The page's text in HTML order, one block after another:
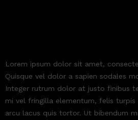
Lorem ipsum dolor sit amet,
Quisque vel dolor a sapien sodales
Integer rutrum dolor at justo finibus
mi vel fringilla elementum, felis
arcu lacus quis tortor. Ut bibendum